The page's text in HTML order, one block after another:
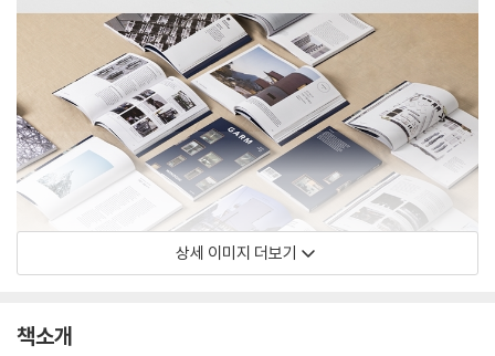
상세 이미지 더보기
책소개